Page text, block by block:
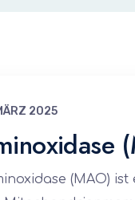
2025
(MAO) ist